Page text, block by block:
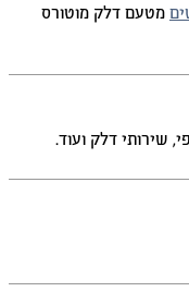
מטעם דלק מוטורס
דלק ועוד.